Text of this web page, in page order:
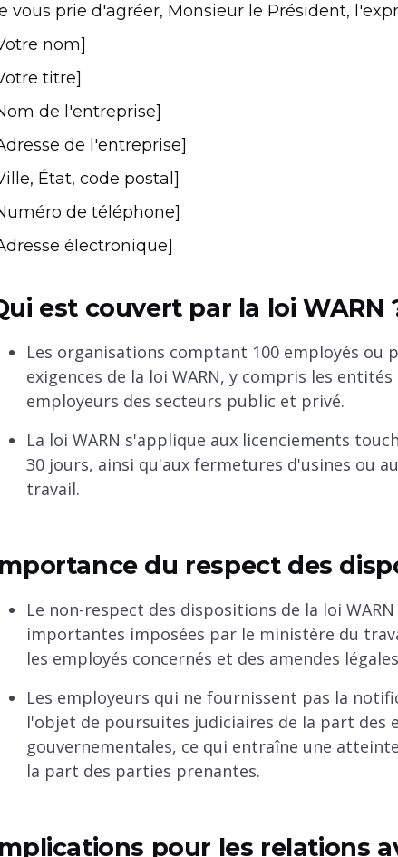
vous prie d'agréer, Monsieur le Président,
nom]
titre]
de l'entreprise]
de l'entreprise]
État, code postal]
de téléphone]
électronique]
est couvert par la loi WARN
Les organisations comptant 100 employés ou
exigences de la loi WARN, y compris les
employeurs des secteurs public et privé.
La loi WARN s'applique aux licenciements
30 jours, ainsi qu'aux fermetures d'usines ou
travail.
du respect des
Le non-respect des dispositions de la loi
importantes imposées par le ministère du
les employés concernés et des amendes
Les employeurs qui ne fournissent pas la
l'objet de poursuites judiciaires de la part des
gouvernementales, ce qui entraîne une
la part des parties prenantes.
pour les relations